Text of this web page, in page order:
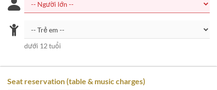
dưới 12 tuổi
Seat reservation (table & music charges)